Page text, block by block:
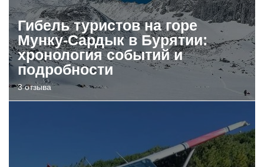
Гибель туристов на горе
Мунку-Сардык в Бурятии:
хронология событий и
подробности
3 отзыва